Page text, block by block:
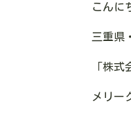
こんに
三重県
「株
メリー